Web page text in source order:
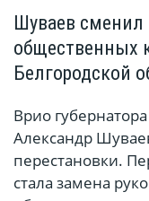
Шуваев сменил
общественных
Белгородской
Врио
Александр
перестановки.
стала замена